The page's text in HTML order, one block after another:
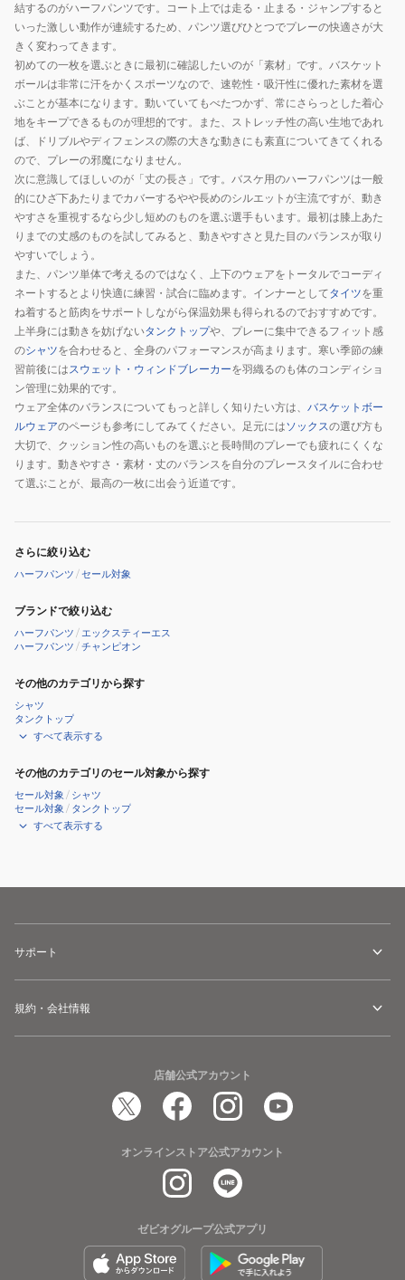
結するのがハーフパンツです。コート上では走る・止まる・ジャンプすると
いった激しい動作が連続するため、パンツ選びひとつでプレーの快適さが大
きく変わってきます。
初めての一枚を選ぶときに最初に確認したいのが「素材」です。バスケット
ボールは非常に汗をかくスポーツなので、速乾性・吸汗性に優れた素材を選
ぶことが基本になります。動いていてもべたつかず、常にさらっとした着心
地をキープできるものが理想的です。また、ストレッチ性の高い生地であれ
ば、ドリブルやディフェンスの際の大きな動きにも素直についてきてくれる
ので、プレーの邪魔になりません。
次に意識してほしいのが「丈の長さ」です。バスケ用のハーフパンツは一般
的にひざ下あたりまでカバーするやや長めのシルエットが主流ですが、動き
やすさを重視するなら少し短めのものを選ぶ選手もいます。最初は膝上あた
りまでの丈感のものを試してみると、動きやすさと見た目のバランスが取り
やすいでしょう。
また、パンツ単体で考えるのではなく、上下のウェアをトータルでコーディ
ネートするとより快適に練習・試合に臨めます。インナーとしてタイツを重
ね着すると筋肉をサポートしながら保温効果も得られるのでおすすめです。
上半身には動きを妨げないタンクトップや、プレーに集中できるフィット感
のシャツを合わせると、全身のパフォーマンスが高まります。寒い季節の練
習前後にはスウェット・ウィンドブレーカーを羽織るのも体のコンディショ
ン管理に効果的です。
ウェア全体のバランスについてもっと詳しく知りたい方は、 バスケットボー
ルウェアのページも参考にしてみてください。足元にはソックスの選び方も
大切で、クッション性の高いものを選ぶと長時間のプレーでも疲れにくくな
ります。動きやすさ・素材・丈のバランスを自分のプレースタイルに合わせ
て選ぶことが、最高の一枚に出会う近道です。
さらに絞り込む
ハーフパンツ /セール対象
ブランドで絞り込む
ハーフパンツ /エックスティーエス
ハーフパンツ /チャンピオン
その他のカテゴリから探す
シャツ
タンクトップ
すべて表示する
その他のカテゴリのセール対象から探す
セール対象 / シャツ
セール対象 / タンクトップ
すべて表示する
サポート
規約・会社情報
店舗公式アカウント
オンラインストア公式アカウント
ゼビオグループ公式アプリ